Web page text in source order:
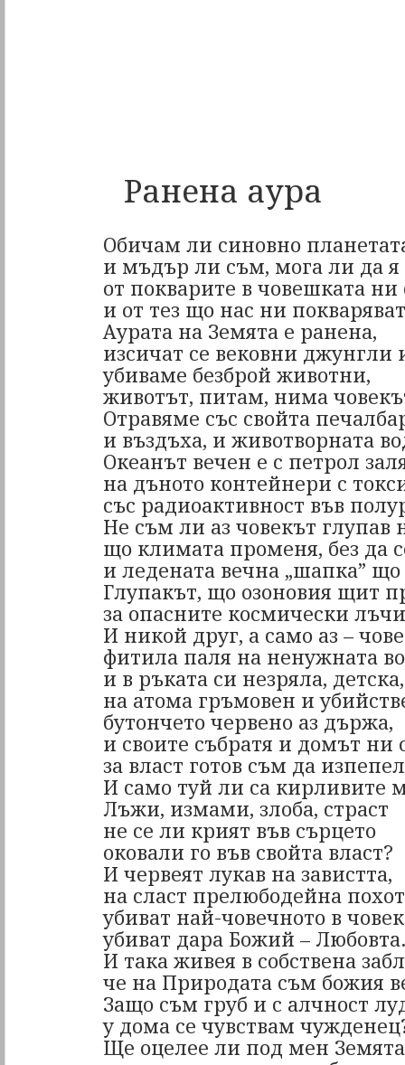
Ранена аура
Обичам ли синовно
и мъдър ли съм, мога ли да я
от покварите в човешката
и от тез що нас ни
Аурата на Земята е ранена,
изсичат се вековни джунгли
убиваме безброй животни,
животът, питам, нима
Отравяме със свойта
и въздъха, и животворната
Океанът вечен е с петрол
на дъното контейнери с
със радиоактивност във
Не съм ли аз човекът глупав
що климата променя, без да
и ледената вечна „шапка”
Глупакът, що озоновия щит
за опасните космически
И никой друг, а само аз –
фитила паля на ненужната
и в ръката си незряла, детска,
на атома гръмовен и
бутончето червено аз държа,
и своите събратя и домът ни
за власт готов съм да
И само туй ли са кирливите
Лъжи, измами, злоба, страст
не се ли крият във сърцето
оковали го във свойта власт?
И червеят лукав на завистта,
на сласт прелюбодейна
убиват най-човечното в
убиват дара Божий –
И така живея в собствена
че на Природата съм божия
Защо съм груб и с алчност
у дома се чувствам
Ще оцелее ли под мен Земята